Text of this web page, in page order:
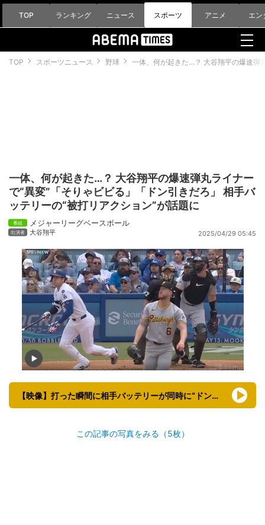
TOP ランキング ニュース スポーツ アニメ エン
TOP スポーツニュース 野球 一体、何が起きた…？ 大谷翔平の爆速弾
一体、何が起きた…？ 大谷翔平の爆速弾丸ライナー
で“異変”「そりゃビビる」「ドン引きだろ」 相手バ
ッテリーの“被打リアクション”が話題に
メジャーリーグベースボール
大谷翔平 2025/04/29 05:45
【映像】打った瞬間に相手バッテリーが同時に“ドン引き”
この記事の写真をみる（5枚）